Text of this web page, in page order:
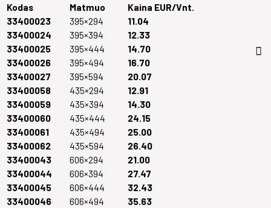
Kodas Matmuo
Kaina EUR/Vnt.
33400023
395×294
11.04
33400024
395×394
12.33
33400025
395×444
14.70
33400026
395×494
16.70
33400027
395×594
20.07
33400058
435×294
12.91
33400059
435×394
14.30
33400060
435×444
24.15
33400061
435×494
25.00
33400062
435×594
26.40
33400043
606×294
21.00
33400044
606×394
27.47
33400045
606×444
32.43
33400046
606×494
35.63